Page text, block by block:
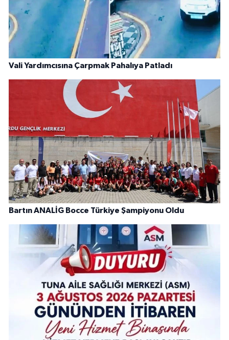
Vali Yardımcısına Çarpmak Pahalıya Patladı
Bartın ANALİG Bocce Türkiye Şampiyonu Oldu